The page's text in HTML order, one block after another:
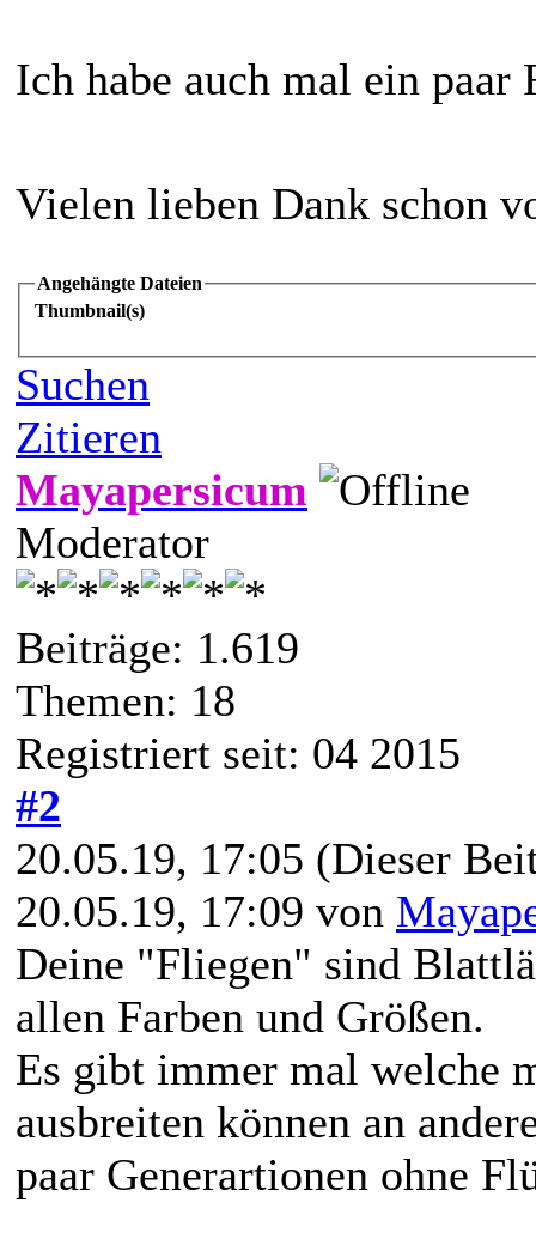
Ich habe auch mal ein paar
Vielen lieben Dank schon
Angehängte Dateien
Thumbnail(s)
Suchen
Zitieren
Mayapersicum
Moderator
Beiträge: 1.619
Themen: 18
Registriert seit: 04 2015
#2
20.05.19, 17:05 (Dieser
20.05.19, 17:09 von
Deine "Fliegen" sind
allen Farben und Größen.
Es gibt immer mal welche
ausbreiten können an
paar Generartionen ohne